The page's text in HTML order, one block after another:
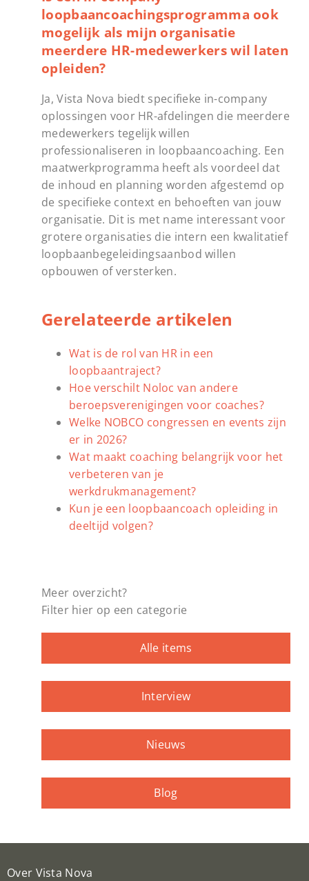
loopbaancoachingsprogramma ook
mogelijk als mijn organisatie
meerdere HR-medewerkers wil laten
opleiden?
Ja, Vista Nova biedt specifieke in-company
oplossingen voor HR-afdelingen die meerdere
medewerkers tegelijk willen
professionaliseren in loopbaancoaching. Een
maatwerkprogramma heeft als voordeel dat
de inhoud en planning worden afgestemd op
de specifieke context en behoeften van jouw
organisatie. Dit is met name interessant voor
grotere organisaties die intern een kwalitatief
loopbaanbegeleidingsaanbod willen
opbouwen of versterken.
Gerelateerde artikelen
Wat is de rol van HR in een
loopbaantraject?
Hoe verschilt Noloc van andere
beroepsverenigingen voor coaches?
Welke NOBCO congressen en events zijn
er in 2026?
Wat maakt coaching belangrijk voor het
verbeteren van je
werkdrukmanagement?
Kun je een loopbaancoach opleiding in
deeltijd volgen?
Meer overzicht?
Filter hier op een categorie
Alle items
Interview
Nieuws
Blog
Over Vista Nova